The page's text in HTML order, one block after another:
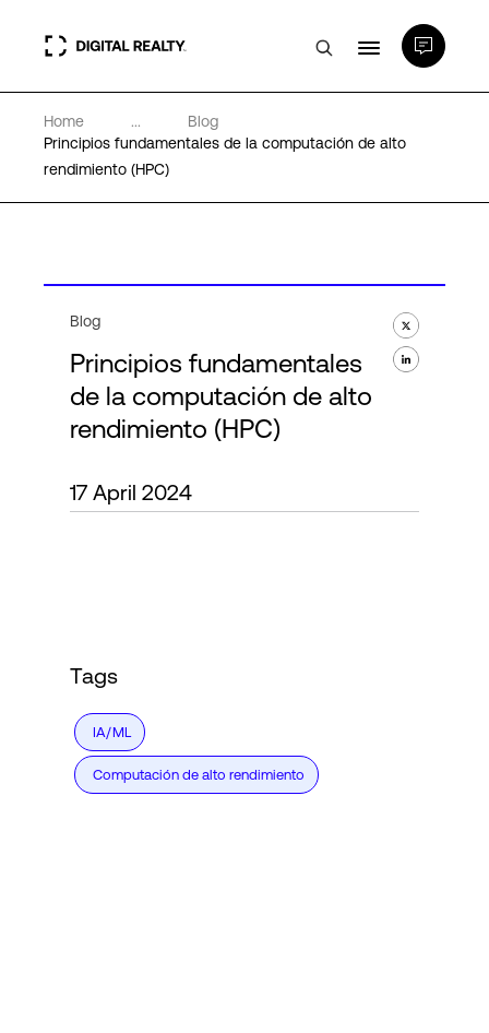
Centros de Datos
PlatformDIGITAL®
Acerca de
Language
Home ...
Blog
Principios fundamentales de la computación de alto
rendimiento (HPC)
Blog
Principios fundamentales
de la computación de alto
rendimiento (HPC)
17 April 2024
Tags
IA/ML
Computación de alto rendimiento